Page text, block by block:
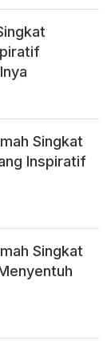
Singkat
Inspiratif
Singkat